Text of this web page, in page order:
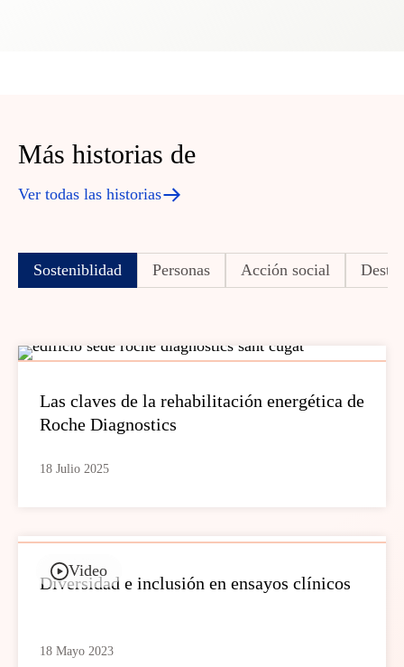
Más historias de
Ver todas las historias
Sosteniblidad Personas Acción social
Las claves de la rehabilitación energética de
Roche Diagnostics
18 Julio 2025
Video
Diversidad e inclusión en ensayos clínicos
18 Mayo 2023